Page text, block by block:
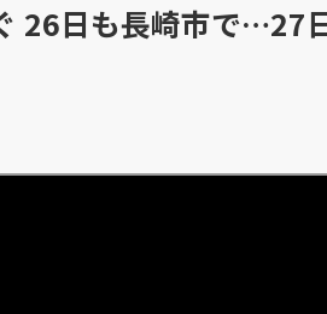
26日も長崎市で…27